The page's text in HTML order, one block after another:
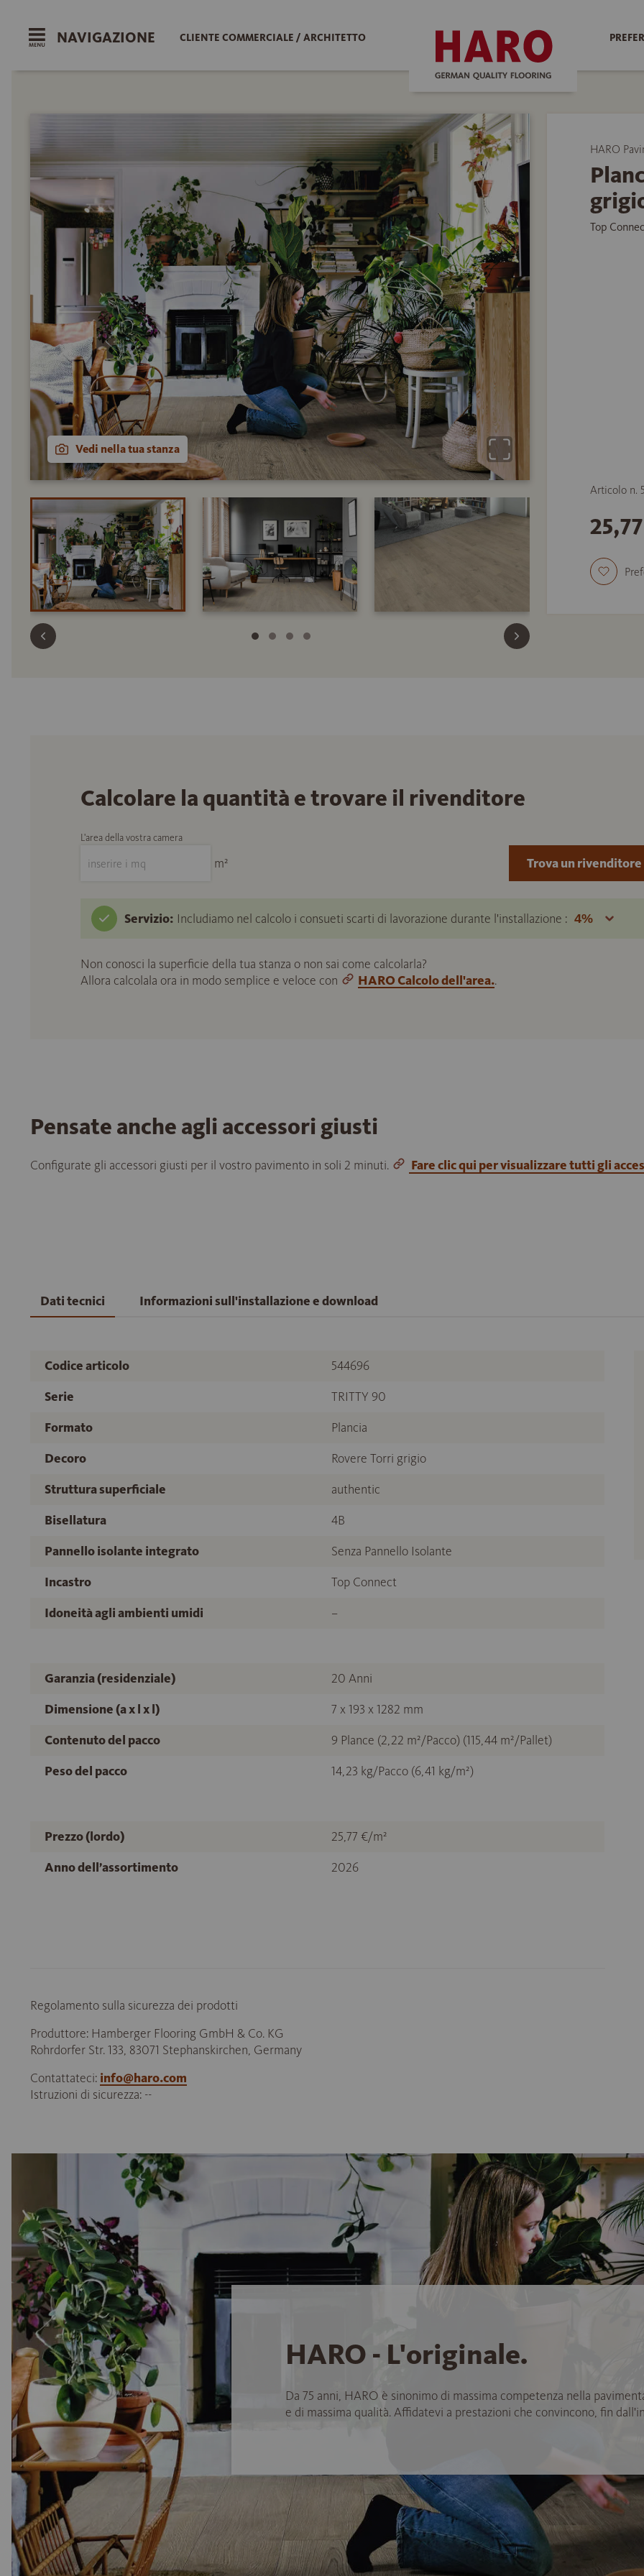
NAVIGAZIONE CLIENTE COMMERCIALE / ARCHITETTO
Vedi nella tua stanza
HARO
Top
Articolo n.
Calcolare la quantità e trovare il rivenditore
L'area della vostra camera
m²
Servizio: Includiamo nel calcolo i consueti scarti di lavorazione durante l'installazione :
Non conosci la superficie della tua stanza o non sai come calcolarla?
Allora calcolala ora in modo semplice e veloce con
HARO Calcolo dell'area..
Trova un rivenditore
Pensate anche agli accessori giusti
Configurate gli accessori giusti per il vostro pavimento in soli 2 minuti. Fare clic qui per visualizzare tutti gli
Dati tecnici Informazioni sull'installazione e download
Codice articolo
544696
Serie
TRITTY 90
Formato
Plancia
Decoro
Rovere Torri grigio
Struttura superficiale
authentic
Bisellatura
4B
Pannello isolante integrato
Senza Pannello Isolante
Incastro
Top Connect
Idoneità agli ambienti umidi
–
Garanzia (residenziale)
20 Anni
Dimensione (a x l x l)
7 x 193 x 1282 mm
Contenuto del pacco
9 Plance (2,22 m²/Pacco) (115,44 m²/Pallet)
Peso del pacco
14,23 kg/Pacco (6,41 kg/m²)
Prezzo (lordo)
25,77 €/m²
Anno dell’assortimento
2026
Regolamento sulla sicurezza dei prodotti
Produttore: Hamberger Flooring GmbH & Co. KG
Rohrdorfer Str. 133, 83071 Stephanskirchen, Germany
Contattateci: info@haro.com
Istruzioni di sicurezza: --
HARO - L'originale.
Da 75 anni, HARO è sinonimo di massima competenza nella
e di massima qualità. Affidatevi a prestazioni che convincono, fin